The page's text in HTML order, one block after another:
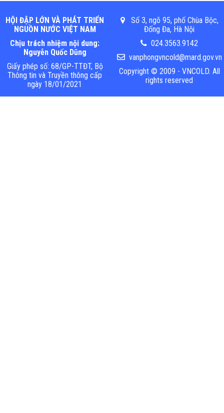
HỘI ĐẬP LỚN VÀ PHÁT TRIỂN
NGUỒN NƯỚC VIỆT NAM
Chịu trách nhiệm nội dung:
Nguyễn Quốc Dũng
Giấy phép số: 68/GP-TTĐT, Bộ
Thông tin và Truyền thông cấp
ngày 18/01/2021
Số 3, ngõ 95, phố Chùa Bộc,
Đống Đa, Hà Nội
024.3563.9142
vanphongvncold@mard.gov.vn
Copyright © 2009 - VNCOLD. All
rights reserved